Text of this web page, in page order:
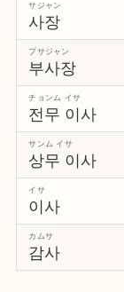
사장
サジャン
부사장
プサジャン
전무 이사
チョンム イサ
상무 이사
サンム イサ
이사
イサ
감사
カムサ